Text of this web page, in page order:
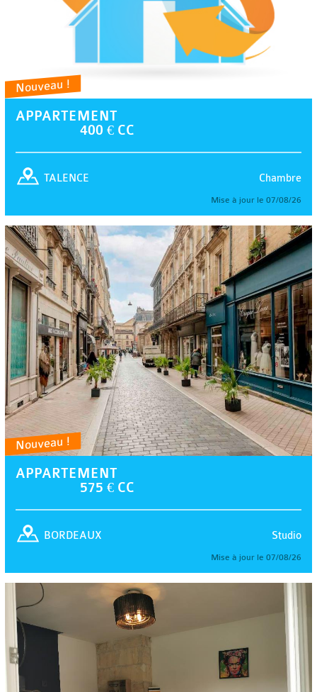
Nouveau !
APPARTEMENT
400 € CC
Chambre
TALENCE
Mise à jour le 07/08/26
Nouveau !
APPARTEMENT
575 € CC
Studio
BORDEAUX
Mise à jour le 07/08/26